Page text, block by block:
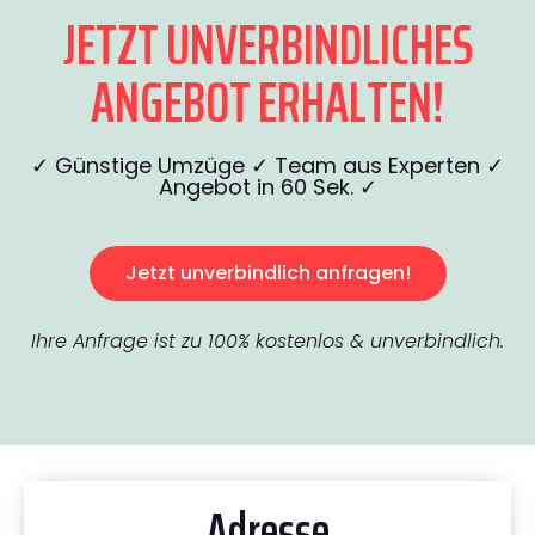
JETZT UNVERBINDLICHES
ANGEBOT ERHALTEN!
✓ Günstige Umzüge ✓ Team aus Experten ✓
Angebot in 60 Sek. ✓
Jetzt unverbindlich anfragen!
Ihre Anfrage ist zu 100% kostenlos & unverbindlich.